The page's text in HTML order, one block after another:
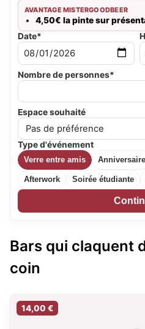
AVANTAGE MISTERGOODBEER
4,50€ la pinte sur
Date*
Nombre de personnes*
Espace souhaité
Type d'événement
Verre entre amis Anniversaire
Afterwork Soirée étudiante
Bars qui claquent
coin
14,00 €